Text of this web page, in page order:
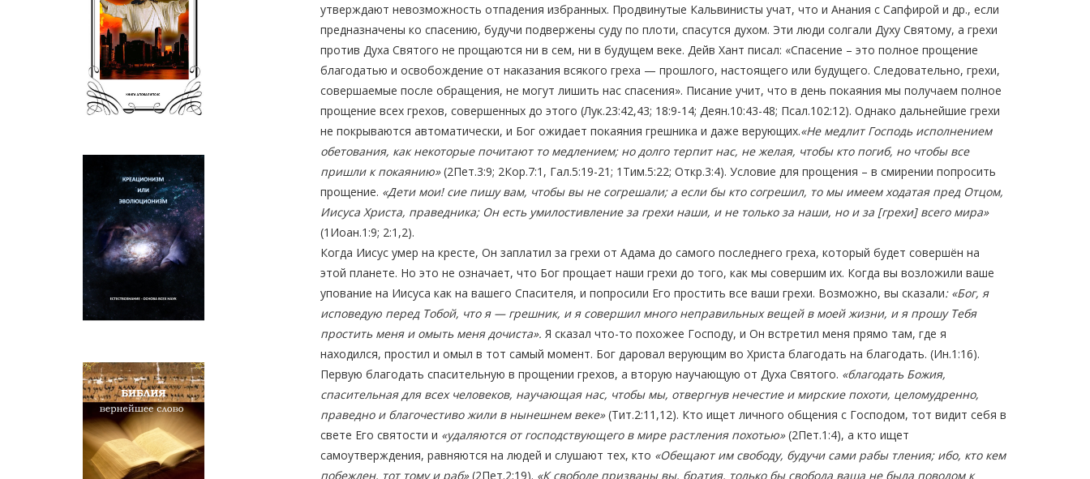
утверждают невозможность отпадения избранных. Продвинутые Кальвинисты учат, что и Анания с Сапфирой и др., если
предназначены ко спасению, будучи подвержены суду по плоти, спасутся духом. Эти люди солгали Духу Святому, а грехи
против Духа Святого не прощаются ни в сем, ни в будущем веке. Дейв Хант писал: «Спасение – это полное прощение
благодатью и освобождение от наказания всякого греха — прошлого, настоящего или будущего. Следовательно, грехи,
совершаемые после обращения, не могут лишить нас спасения». Писание учит, что в день покаяния мы получаем полное
прощение всех грехов, совершенных до этого (Лук.23:42,43; 18:9-14; Деян.10:43-48; Псал.102:12). Однако дальнейшие грехи
не покрываются автоматически, и Бог ожидает покаяния грешника и даже верующих.«Не медлит Господь исполнением
обетования, как некоторые почитают то медлением; но долго терпит нас, не желая, чтобы кто погиб, но чтобы все
пришли к покаянию»(2Пет.3:9; 2Кор.7:1, Гал.5:19-21; 1Тим.5:22; Откр.3:4). Условие для прощения – в смирении попросить
прощение. «Дети мои! сие пишу вам, чтобы вы не согрешали; а если бы кто согрешил, то мы имеем ходатая пред Отцом,
Иисуса Христа, праведника; Он есть умилостивление за грехи наши, и не только за наши, но и за [грехи] всего мира»
(1Иоан.1:9; 2:1,2).
Когда Иисус умер на кресте, Он заплатил за грехи от Адама до самого последнего греха, который будет совершён на
этой планете. Но это не означает, что Бог прощает наши грехи до того, как мы совершим их. Когда вы возложили ваше
упование на Иисуса как на вашего Спасителя, и попросили Его простить все ваши грехи. Возможно, вы сказали: «Бог, я
исповедую перед Тобой, что я — грешник, и я совершил много неправильных вещей в моей жизни, и я прошу Тебя
простить меня и омыть меня дочиста». Я сказал что-то похожее Господу, и Он встретил меня прямо там, где я
находился, простил и омыл в тот самый момент. Бог даровал верующим во Христа благодать на благодать. (Ин.1:16).
Первую благодать спасительную в прощении грехов, а вторую научающую от Духа Святого. «благодать Божия,
спасительная для всех человеков, научающая нас, чтобы мы, отвергнув нечестие и мирские похоти, целомудренно,
праведно и благочестиво жили в нынешнем веке»(Тит.2:11,12). Кто ищет личного общения с Господом, тот видит себя в
свете Его святости и «удаляются от господствующего в мире растления похотью»(2Пет.1:4), а кто ищет
самоутверждения, равняются на людей и слушают тех, кто «Обещают им свободу, будучи сами рабы тления; ибо, кто кем
побежден, тот тому и раб»(2Пет.2:19). «К свободе призваны вы, братия, только бы свобода ваша не была поводом к